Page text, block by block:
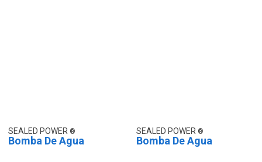
SEALED POWER
Bomba De Agua
SEALED POWER
Bomba De Agua